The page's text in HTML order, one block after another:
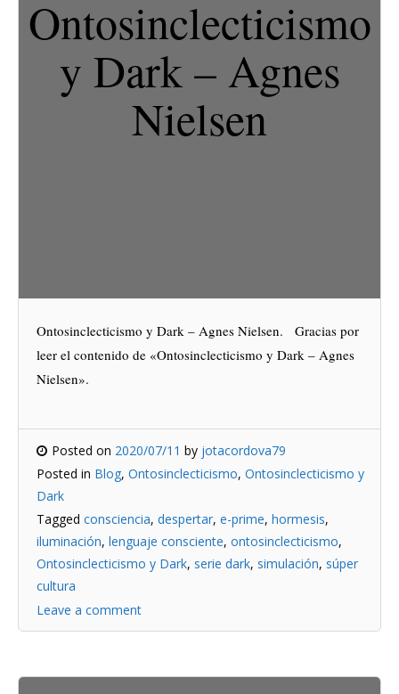
Ontosinclecticismo
y Dark – Agnes
Nielsen
Ontosinclecticismo y Dark – Agnes Nielsen. Gracias por
leer el contenido de «Ontosinclecticismo y Dark – Agnes
Nielsen».
Posted on 2020/07/11 by jotacordova79
Posted in Blog, Ontosinclecticismo, Ontosinclecticismo y
Dark
Tagged consciencia, despertar, e-prime, hormesis,
iluminación, lenguaje consciente, ontosinclecticismo,
Ontosinclecticismo y Dark, serie dark, simulación, súper
cultura
Leave a comment